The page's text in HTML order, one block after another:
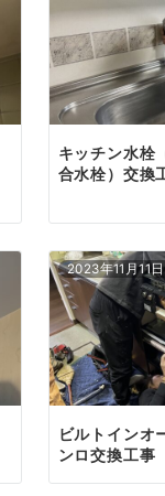
キッチン水栓
合水栓）交換
2023年11月11日
ビルトインオ
ンロ交換工事